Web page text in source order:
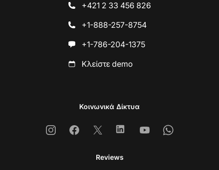
+421 2 33 456 826
+1-888-257-8754
+1-786-204-1375
Κλείστε demo
Κοινωνικά Δίκτυα
InstagramFacebook
X LinkedinYoutubeWhatsapp
Reviews